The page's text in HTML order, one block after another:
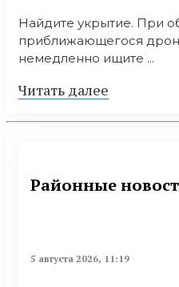
Найдите укрытие. При
приближающегося
немедленно ищите ...
Читать далее
Районные
5 августа 2026, 11:19